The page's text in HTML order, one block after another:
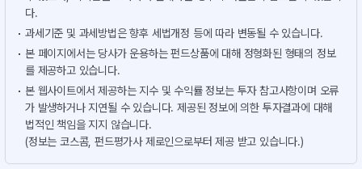
다.
과세기준 및 과세방법은 향후 세법개정 등에 따라 변동될 수 있습니다.
본 페이지에서는 당사가 운용하는 펀드상품에 대해 정형화된 형태의 정보
를 제공하고 있습니다.
본 웹사이트에서 제공하는 지수 및 수익률 정보는 투자 참고사항이며 오류
가 발생하거나 지연될 수 있습니다. 제공된 정보에 의한 투자결과에 대해
법적인 책임을 지지 않습니다.
(정보는 코스콤, 펀드평가사 제로인으로부터 제공 받고 있습니다.)